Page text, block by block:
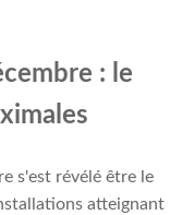
: le
s'est révélé être le
atteignant